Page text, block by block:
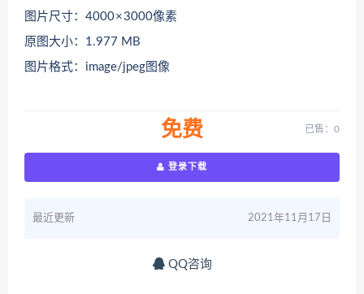
图片尺寸：4000 × 3000像素
原图大小：1.977 MB
图片格式：image/jpeg图像
免费 已售：0
登录下载
最近更新 2021年11月17日
QQ咨询